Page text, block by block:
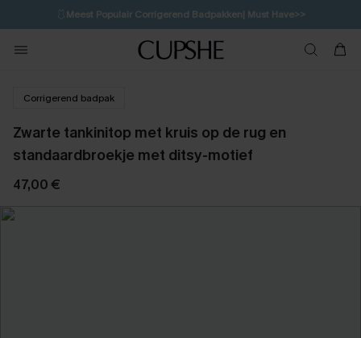
🩱Meest Populair Corrigerend Badpakken| Must Have>>
💌Abonneer je & ontvang tot 15% korting>>
Koop 3, krijg 15% korting | CODE: SW15 10H:13M:36S
Corrigerend badpak
Zwarte tankinitop met kruis op de rug en
standaardbroekje met ditsy-motief
47,00 €